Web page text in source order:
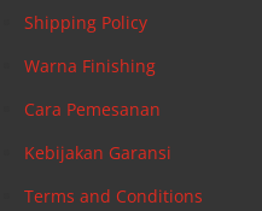
Shipping Policy
Warna Finishing
Cara Pemesanan
Kebijakan Garansi
Terms and Conditions